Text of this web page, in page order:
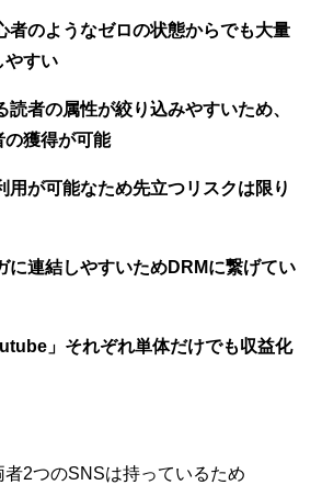
者のようなゼロの状態からでも大量
やすい
読者の属性が絞り込みやすいため、
の獲得が可能
用が可能なため先立つリスクは限り
に連結しやすいためDRMに繋げてい
」それぞれ単体だけでも収益化
者2つのSNSは持っているため